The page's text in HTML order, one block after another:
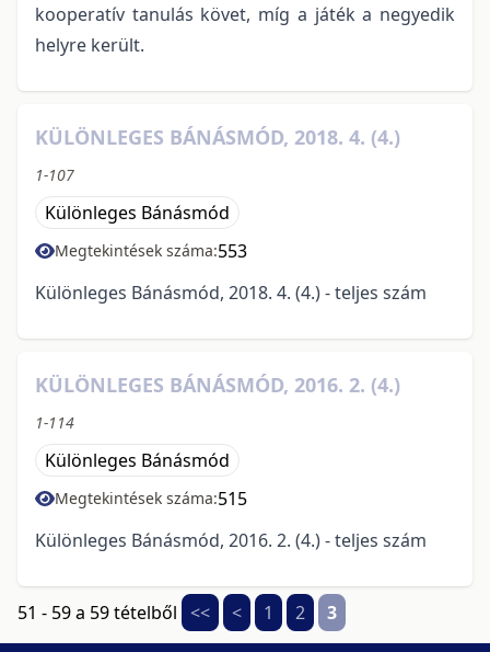
kooperatív tanulás követ, míg a játék a negyedik
helyre került.
KÜLÖNLEGES BÁNÁSMÓD, 2018. 4. (4.)
1-107
Különleges Bánásmód
Megtekintések száma:553
Különleges Bánásmód, 2018. 4. (4.) - teljes szám
KÜLÖNLEGES BÁNÁSMÓD, 2016. 2. (4.)
1-114
Különleges Bánásmód
Megtekintések száma:515
Különleges Bánásmód, 2016. 2. (4.) - teljes szám
51 - 59 a 59 tételből << < 1 2 3